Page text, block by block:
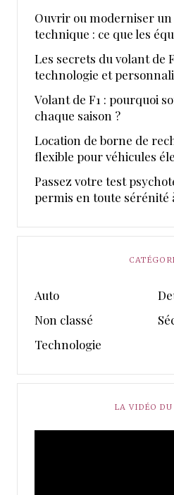
Ouvrir ou moderniser
technique : ce que les
Les secrets du volant de
technologie et
Volant de F1 : pourquoi
chaque saison ?
Location de borne de
flexible pour véhicules
Passez votre test
permis en toute sérénité
Auto
Non classé
Technologie
LA VIDÉO